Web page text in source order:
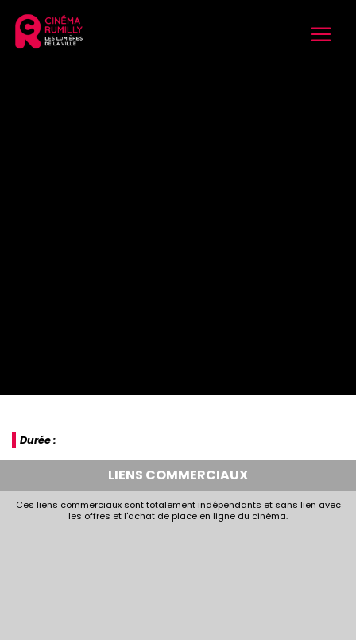
Durée :
LIENS COMMERCIAUX
Ces liens commerciaux sont totalement indépendants et sans lien avec
les offres et l'achat de place en ligne du cinéma.